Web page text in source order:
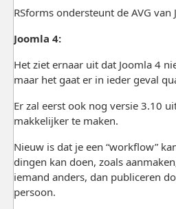
RSforms ondersteunt de AVG van
Joomla 4:
Het ziet ernaar uit dat Joomla 4
maar het gaat er in ieder geval
Er zal eerst ook nog versie 3.10
makkelijker te maken.
Nieuw is dat je een “workflow”
dingen kan doen, zoals
iemand anders, dan publiceren
persoon.